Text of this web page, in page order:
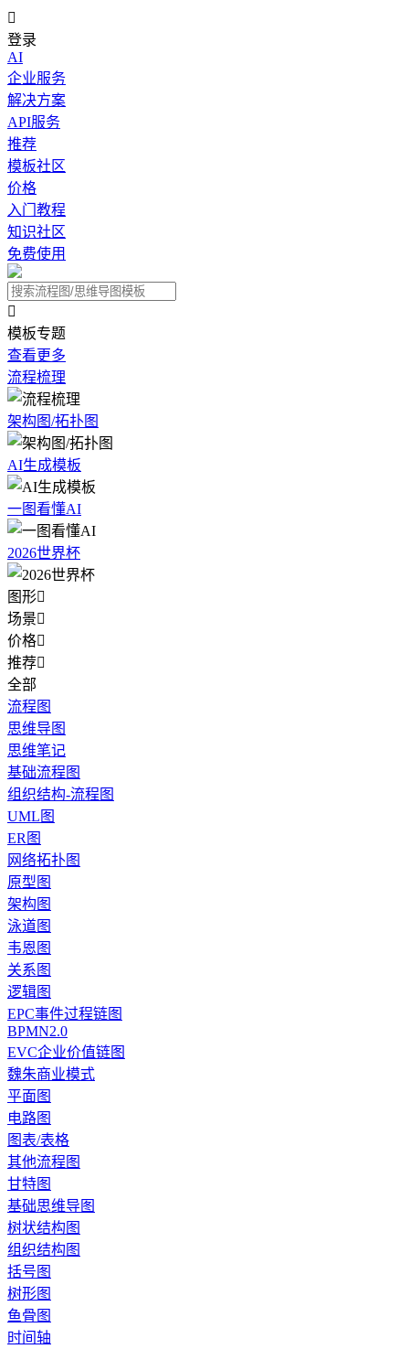

登录
AI
企业服务
解决方案
API服务
推荐
模板社区
价格
入门教程
知识社区
免费使用

模板专题
查看更多
流程梳理
架构图/拓扑图
AI生成模板
一图看懂AI
2026世界杯
图形
场景
价格
推荐
全部
流程图
思维导图
思维笔记
基础流程图
组织结构-流程图
UML图
ER图
网络拓扑图
原型图
架构图
泳道图
韦恩图
关系图
逻辑图
EPC事件过程链图
BPMN2.0
EVC企业价值链图
魏朱商业模式
平面图
电路图
图表/表格
其他流程图
甘特图
基础思维导图
树状结构图
组织结构图
括号图
树形图
鱼骨图
时间轴